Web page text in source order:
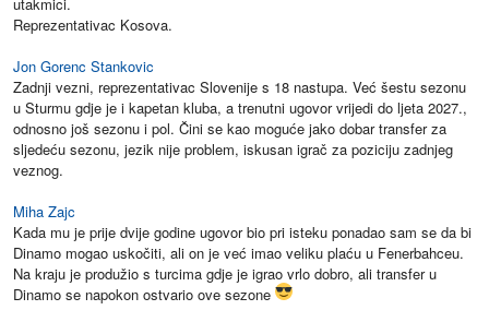
Reprezentativac Kosova.
Jon Gorenc Stankovic
Zadnji vezni, reprezentativac Slovenije s 18 nastupa. Već šestu sezonu
u Sturmu gdje je i kapetan kluba, a trenutni ugovor vrijedi do ljeta 2027.,
odnosno još sezonu i pol. Čini se kao moguće jako dobar transfer za
sljedeću sezonu, jezik nije problem, iskusan igrač za poziciju zadnjeg
veznog.
Miha Zajc
Kada mu je prije dvije godine ugovor bio pri isteku ponadao sam se da bi
Dinamo mogao uskočiti, ali on je već imao veliku plaću u Fenerbahceu.
Na kraju je produžio s turcima gdje je igrao vrlo dobro, ali transfer u
Dinamo se napokon ostvario ove sezone